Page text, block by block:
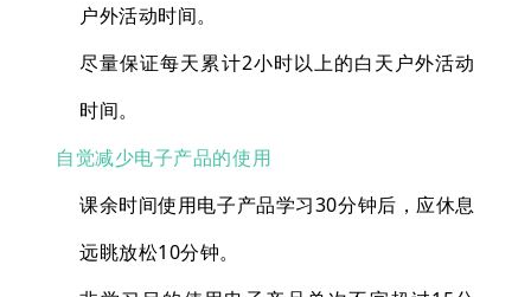
户外活动时间。
尽量保证每天累计2小时以上的白天户外活动
时间。
自觉减少电子产品的使用
课余时间使用电子产品学习30分钟后，应休息
远眺放松10分钟。